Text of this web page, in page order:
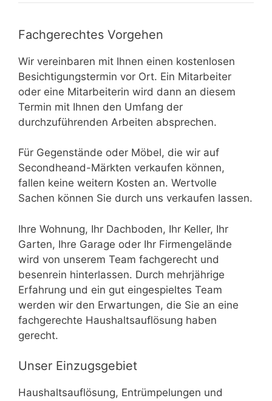
Fachgerechtes Vorgehen
Wir vereinbaren mit Ihnen einen kostenlosen
Besichtigungstermin vor Ort. Ein Mitarbeiter
oder eine Mitarbeiterin wird dann an diesem
Termin mit Ihnen den Umfang der
durchzuführenden Arbeiten absprechen.
Für Gegenstände oder Möbel, die wir auf
Secondheand-Märkten verkaufen können,
fallen keine weitern Kosten an. Wertvolle
Sachen können Sie durch uns verkaufen lassen.
Ihre Wohnung, Ihr Dachboden, Ihr Keller, Ihr
Garten, Ihre Garage oder Ihr Firmengelände
wird von unserem Team fachgerecht und
besenrein hinterlassen. Durch mehrjährige
Erfahrung und ein gut eingespieltes Team
werden wir den Erwartungen, die Sie an eine
fachgerechte Haushaltsauflösung haben
gerecht.
Unser Einzugsgebiet
Haushaltsauflösung, Entrümpelungen und